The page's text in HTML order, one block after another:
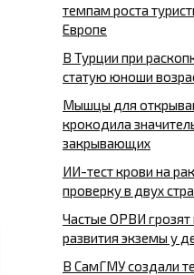
темпам роста
Европе
В Турции при
статую юноши
Мышцы для
крокодила
закрывающих
ИИ-тест крови на
проверку в двух
Частые ОРВИ грозят
развития экземы у
В СамГМУ создали